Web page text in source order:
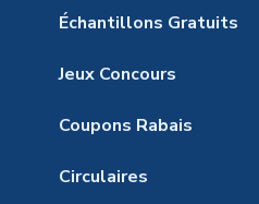
Échantillons Gratuits
Jeux Concours
Coupons Rabais
Circulaires